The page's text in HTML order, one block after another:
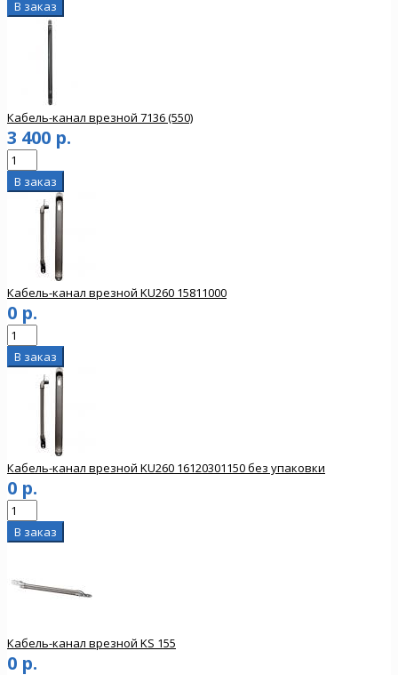
Кабель-канал врезной 7136 (550)
3 400 р.
Кабель-канал врезной KU260 15811000
0 р.
Кабель-канал врезной KU260 16120301150 без упаковки
0 р.
Кабель-канал врезной KS 155
0 р.